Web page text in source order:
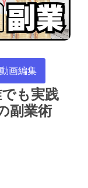
画編集
でも実践
副業術